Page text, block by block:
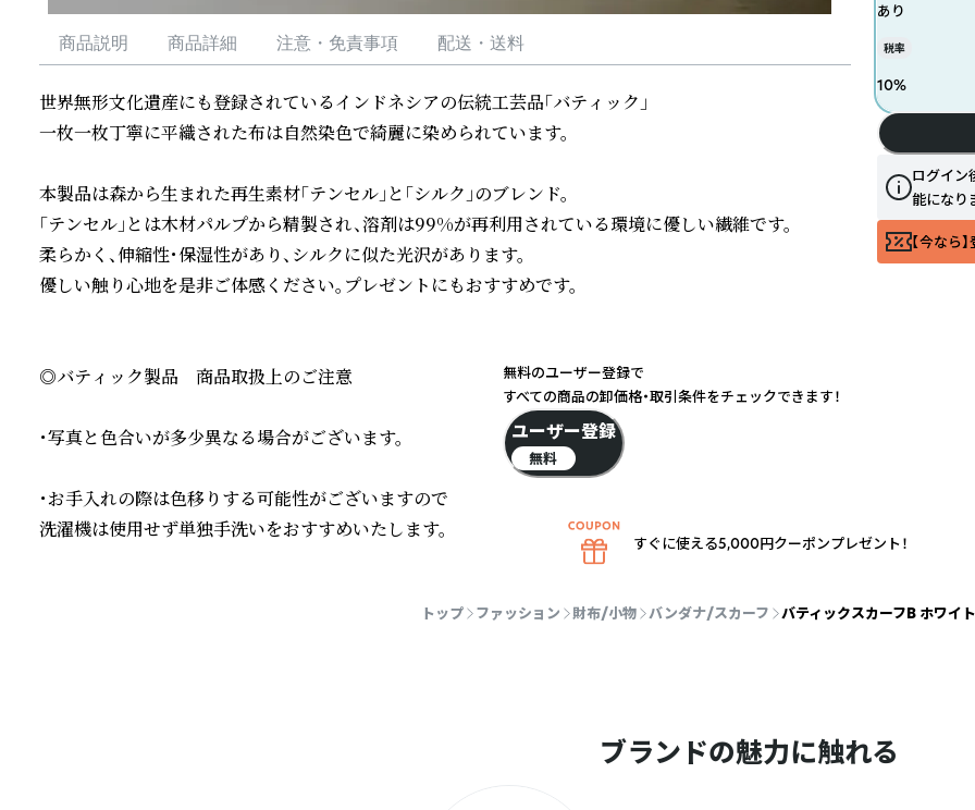
商品説明 商品詳細 注意・免責事項 配送・送料
世界無形文化遺産にも登録されているインドネシアの伝統工芸品「バティック」
一枚一枚丁寧に平織された布は自然染色で綺麗に染められています。
本製品は森から生まれた再生素材「テンセル」と「シルク」のブレンド。
「テンセル」とは木材パルプから精製され、溶剤は99%が再利用されている環境に優しい繊維です。
柔らかく、伸縮性・保湿性があり、シルクに似た光沢があります。
優しい触り心地を是非ご体感ください。プレゼントにもおすすめです。
◎バティック製品　商品取扱上のご注意
・写真と色合いが多少異なる場合がございます。
・お手入れの際は色移りする可能性がございますので
洗濯機は使用せず単独手洗いをおすすめいたします。
あり
税率
10%
ログイン
能になり
【今なら
トップ ファッション 財布/小物 バンダナ/スカーフ バティックスカーフB ホワイ
ブランドの魅力に触れる
無料のユーザー登録で
すべての商品の卸価格・取引条件をチェックできます！
ユーザー登録
無料
すぐに使える5,000円クーポンプレゼント！